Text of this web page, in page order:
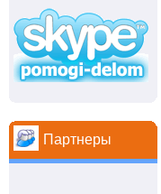
Партнеры